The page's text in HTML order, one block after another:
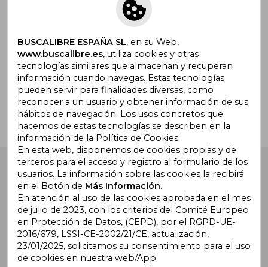
Suscríbete para recibir ofertas y
promociones
¿Necesitas ayuda?
Buscalibre España . Calle Energía, 65, Nave 3 (08940),
Cornellà de Llobregat, Barcelona. Derechos Reservados.
Buscalibre Argentina| Buscalibre Chile
BUSCALIBRE ESPAÑA SL, en su Web,
www.buscalibre.es, utiliza cookies y otras
tecnologías similares que almacenan y recuperan
información cuando navegas. Estas tecnologías
pueden servir para finalidades diversas, como
reconocer a un usuario y obtener información de sus
hábitos de navegación. Los usos concretos que
hacemos de estas tecnologías se describen en la
información de la Política de Cookies.
En esta web, disponemos de cookies propias y de
terceros para el acceso y registro al formulario de los
usuarios. La información sobre las cookies la recibirá
en el Botón de Más Información.
En atención al uso de las cookies aprobada en el mes
de julio de 2023, con los criterios del Comité Europeo
en Protección de Datos, (CEPD), por el RGPD-UE-
2016/679, LSSI-CE-2002/21/CE, actualización,
23/01/2025, solicitamos su consentimiento para el uso
de cookies en nuestra web/App.